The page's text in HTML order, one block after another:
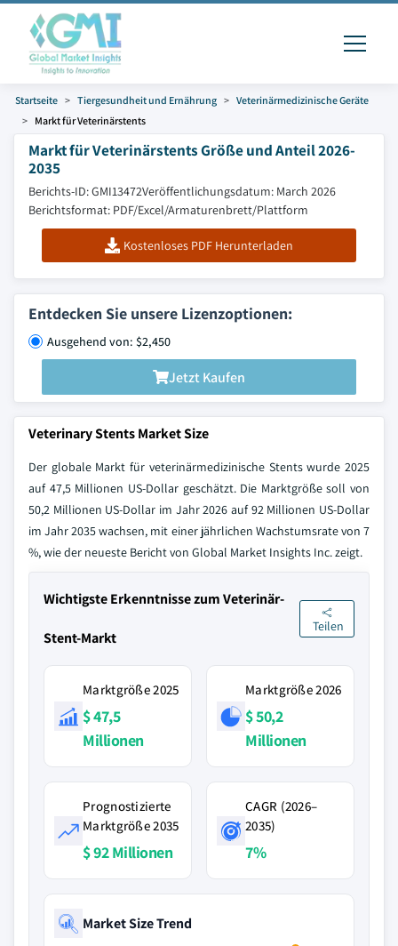
Startseite Tiergesundheit und Ernährung
Veterinärmedizinische Geräte
Markt für Veterinärstents
Markt für Veterinärstents Größe und Anteil 2026-
2035
Berichts-ID: GMI13472Veröffentlichungsdatum: March 2026
Berichtsformat: PDF/Excel/Armaturenbrett/Plattform
Kostenloses PDF Herunterladen
Entdecken Sie unsere Lizenzoptionen:
Ausgehend von: $2,450
Jetzt Kaufen
Veterinary Stents Market Size
Der globale Markt für veterinärmedizinische Stents wurde 2025
auf 47,5 Millionen US-Dollar geschätzt. Die Marktgröße soll von
50,2 Millionen US-Dollar im Jahr 2026 auf 92 Millionen US-Dollar
im Jahr 2035 wachsen, mit einer jährlichen Wachstumsrate von 7
%, wie der neueste Bericht von Global Market Insights Inc. zeigt.
Wichtigste Erkenntnisse zum Veterinär-
Stent-Markt
Teilen
Marktgröße 2025
$ 47,5
Millionen
Marktgröße 2026
$ 50,2
Millionen
Prognostizierte
Marktgröße 2035
$ 92 Millionen
CAGR (2026–
2035)
7%
Market Size Trend